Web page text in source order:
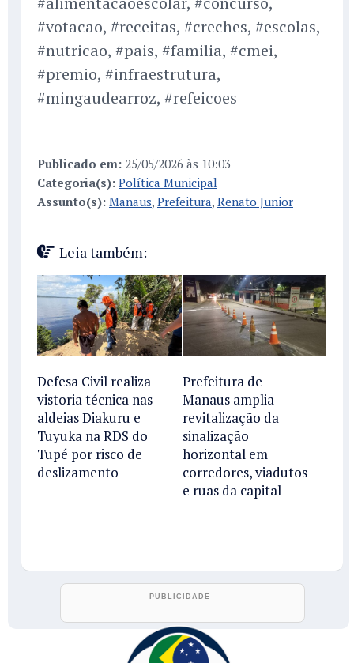
#votacao, #receitas, #creches, #escolas,
#nutricao, #pais, #familia, #cmei,
#premio, #infraestrutura,
#mingaudearroz, #refeicoes
Publicado em: 25/05/2026 às 10:03
Categoria(s): Política Municipal
Assunto(s): Manaus, Prefeitura, Renato Junior
Leia também:
Defesa Civil realiza
vistoria técnica nas
aldeias Diakuru e
Tuyuka na RDS do
Tupé por risco de
deslizamento
Prefeitura de
Manaus amplia
revitalização da
sinalização
horizontal em
corredores, viadutos
e ruas da capital